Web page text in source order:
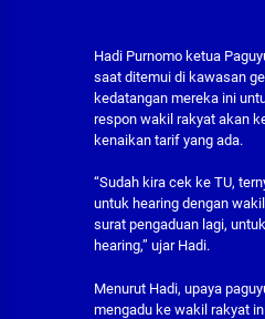
Hadi Purnomo ketua
saat ditemui di kawasan
kedatangan mereka ini
respon wakil rakyat akan
kenaikan tarif yang ada.
“Sudah kira cek ke TU,
untuk hearing dengan
surat pengaduan lagi,
hearing,” ujar Hadi.
Menurut Hadi, upaya
mengadu ke wakil rakyat